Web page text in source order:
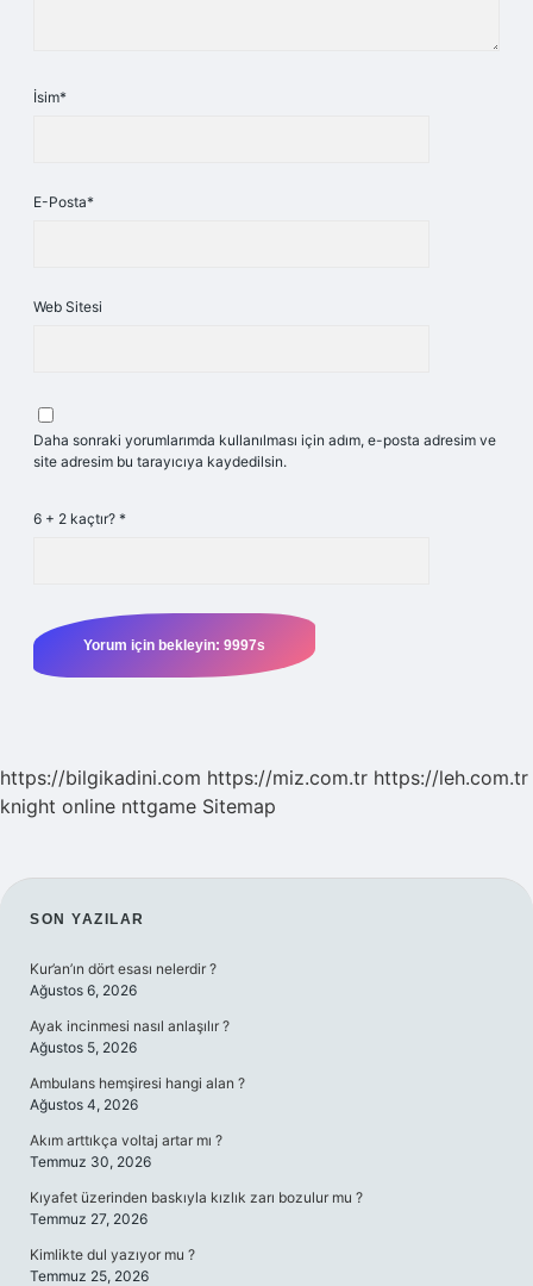
İsim*
E-Posta*
Web Sitesi
Daha sonraki yorumlarımda kullanılması için adım, e-posta adresim ve
site adresim bu tarayıcıya kaydedilsin.
6 + 2 kaçtır? *
https://bilgikadini.com https://miz.com.tr https://leh.com.tr
knight online nttgame Sitemap
SIDEBAR
SON YAZILAR
Kur’an’ın dört esası nelerdir ?
Ağustos 6, 2026
Ayak incinmesi nasıl anlaşılır ?
Ağustos 5, 2026
Ambulans hemşiresi hangi alan ?
Ağustos 4, 2026
Akım arttıkça voltaj artar mı ?
Temmuz 30, 2026
Kıyafet üzerinden baskıyla kızlık zarı bozulur mu ?
Temmuz 27, 2026
Kimlikte dul yazıyor mu ?
Temmuz 25, 2026